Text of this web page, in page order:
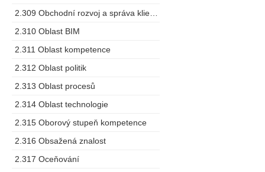
2.310 Oblast BIM
2.311 Oblast kompetence
2.312 Oblast politik
2.313 Oblast procesů
2.314 Oblast technologie
2.315 Oborový stupeň kompetence
2.316 Obsažená znalost
2.317 Oceňování